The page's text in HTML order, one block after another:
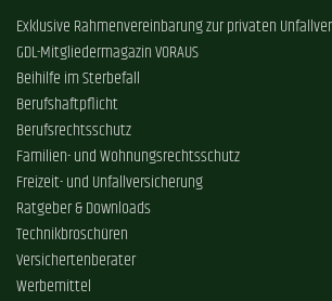
Exklusive Rahmenvereinbarung zur privaten
GDL-Mitgliedermagazin VORAUS
Beihilfe im Sterbefall
Berufshaftpflicht
Berufsrechtsschutz
Familien- und Wohnungsrechtsschutz
Freizeit- und Unfallversicherung
Ratgeber & Downloads
Technikbroschüren
Versichertenberater
Werbemittel